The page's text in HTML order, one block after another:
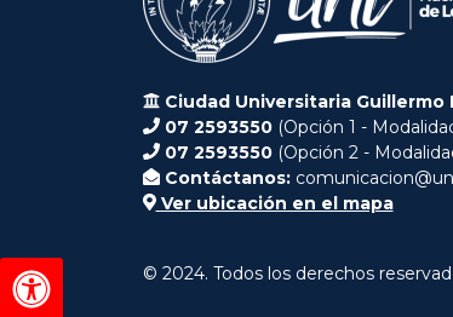
Ciudad Universitaria Guillermo
07 2593550 (Opción 1 -
07 2593550 (Opción 2 -
Contáctanos:
Ver ubicación en el mapa
© 2024. Todos los derechos